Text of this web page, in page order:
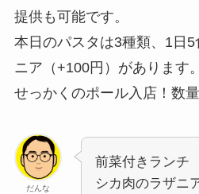
提供も可能です。
本日のパスタは3種類、1日
ニア（+100円）があります。
せっかくのポール入店！数
だんな
前菜付きランチ
シカ肉のラザニ